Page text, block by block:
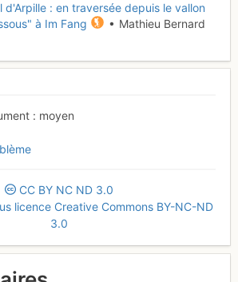
d'Arpille : en traversée depuis le vallon
à Im Fang
• Mathieu Bernard
moyen
CC BY NC ND 3.0
licence Creative Commons BY-NC-ND
3.0